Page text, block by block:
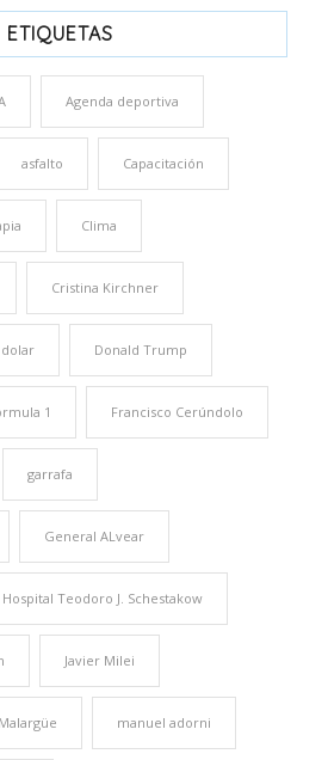
ETIQUETAS
Agenda deportiva
asfalto Capacitación
Clima
Cristina Kirchner
dolar Donald Trump
1 Francisco Cerúndolo
garrafa
General ALvear
Hospital Teodoro J. Schestakow
Javier Milei
Malargüe manuel adorni